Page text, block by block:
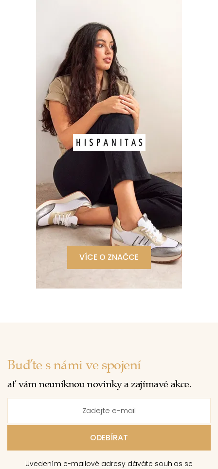
VÍCE O ZNAČCE
Buďte s námi ve spojení
ať vám neuniknou novinky a zajímavé akce.
Uvedením e-mailové adresy dáváte souhlas se